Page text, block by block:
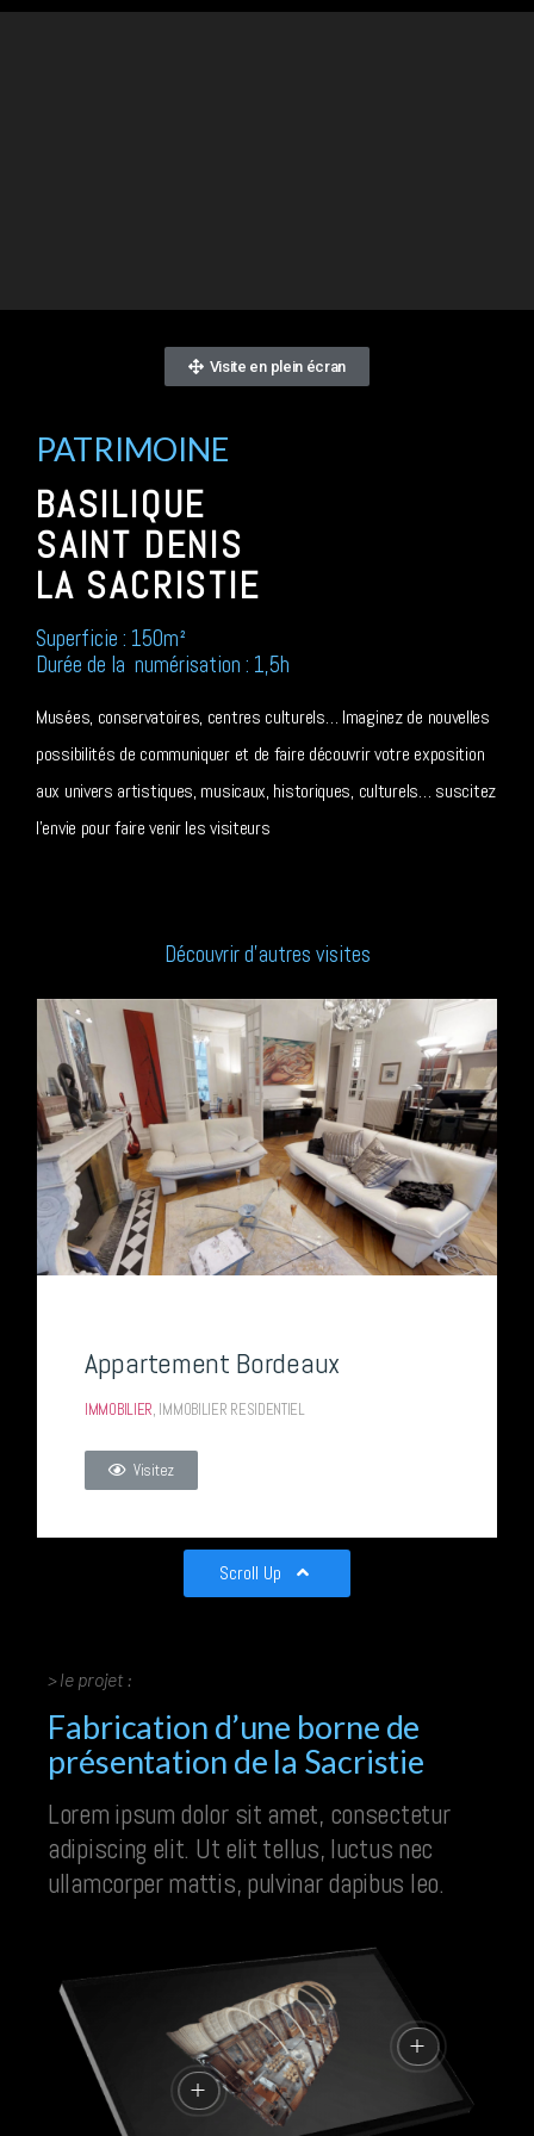
Visite en plein écran
PATRIMOINE
BASILIQUE
SAINT DENIS
LA SACRISTIE
Superficie : 150m²
Durée de la numérisation : 1,5h
Musées, conservatoires, centres culturels… Imaginez de nouvelles
possibilités de communiquer et de faire découvrir votre exposition
aux univers artistiques, musicaux, historiques, culturels… suscitez
l’envie pour faire venir les visiteurs
Découvrir d’autres visites
Appartement Bordeaux
IMMOBILIER, IMMOBILIER RESIDENTIEL
Visitez
Scroll Up
> le projet :
Fabrication d’une borne de
présentation de la Sacristie
Lorem ipsum dolor sit amet, consectetur
adipiscing elit. Ut elit tellus, luctus nec
ullamcorper mattis, pulvinar dapibus leo.